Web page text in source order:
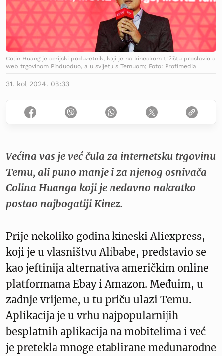
Colin Huang je serijski poduzetnik, koji je na kineskom tržištu proslavio s
web trgovinom Pinduoduo, a u svijetu s Temuom; Foto: Profimedia
31. kol 2024. 08:33
Većina vas je već čula za internetsku trgovinu
Temu, ali puno manje i za njenog osnivača
Colina Huanga koji je nedavno nakratko
postao najbogatiji Kinez.
Prije nekoliko godina kineski Aliexpress,
koji je u vlasništvu Alibabe, predstavio se
kao jeftinija alternativa američkim online
platformama Ebay i Amazon. Međuim, u
zadnje vrijeme, u tu priču ulazi Temu.
Aplikacija je u vrhu najpopularnijih
besplatnih aplikacija na mobitelima i već
je pretekla mnoge etablirane međunarodne